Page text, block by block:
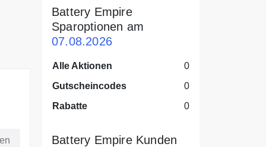
Battery Empire
Sparoptionen am
07.08.2026
Alle Aktionen
0
Gutscheincodes
0
Rabatte
0
Battery Empire Kunden